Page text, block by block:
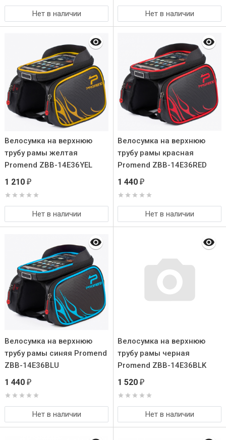
Нет в наличии Нет в наличии
Велосумка на верхнюю
трубу рамы желтая
Promend ZBB-14E36YEL
1 210 ₽
Нет в наличии
Велосумка на верхнюю
трубу рамы красная
Promend ZBB-14E36RED
1 440 ₽
Нет в наличии
Велосумка на верхнюю
трубу рамы синяя Promend
ZBB-14E36BLU
1 440 ₽
Нет в наличии
Велосумка на верхнюю
трубу рамы черная
Promend ZBB-14E36BLK
1 520 ₽
Нет в наличии